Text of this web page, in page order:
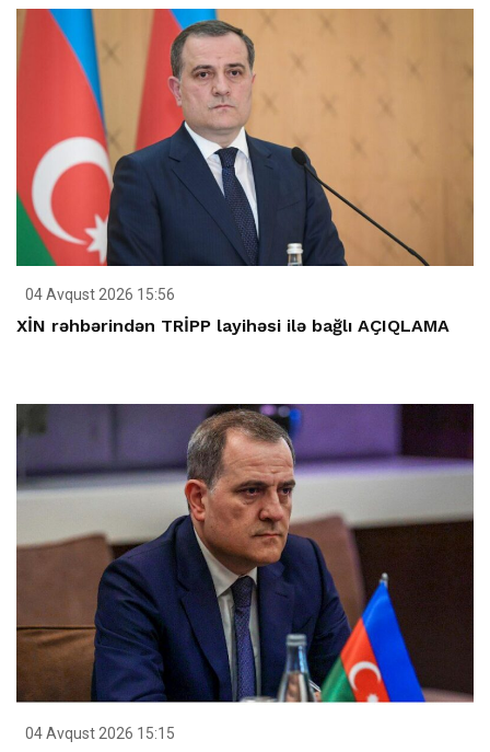
04 Avqust 2026 15:56
XİN rəhbərindən TRİPP layihəsi ilə bağlı AÇIQLAMA
04 Avqust 2026 15:15